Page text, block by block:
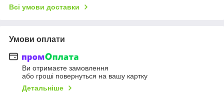
Всі умови доставки
Умови оплати
Ви отримаєте замовлення
або гроші повернуться на вашу картку
Детальніше